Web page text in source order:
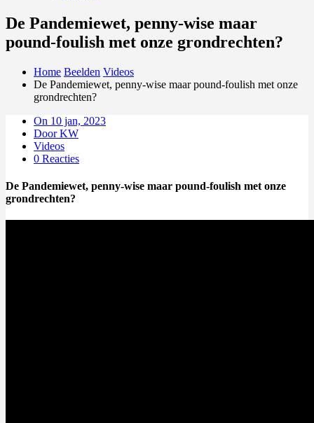
De Pandemiewet, penny-wise maar
pound-foulish met onze grondrechten?
Home Beelden Videos
De Pandemiewet, penny-wise maar pound-foulish met onze
grondrechten?
On 10 jan, 2023
Door KW
Videos
0 Reacties
De Pandemiewet, penny-wise maar pound-foulish met onze
grondrechten?